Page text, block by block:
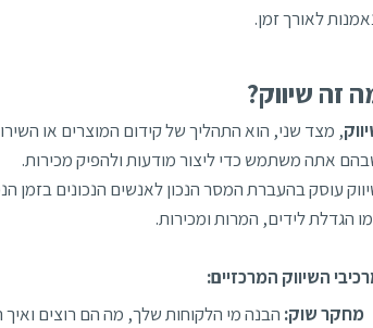
לאורך זמן.
זה שיווק?
, מצד שני, הוא התהליך של קידום המוצרים או
אתה משתמש כדי ליצור מודעות ולהפיק מכירות.
עוסק בהעברת המסר הנכון לאנשים הנכונים בזמן
הגדלת לידים, המרות ומכירות.
השיווק המרכזיים:
מחקר שוק: הבנה מי הלקוחות שלך, מה הם רוצים ואיך